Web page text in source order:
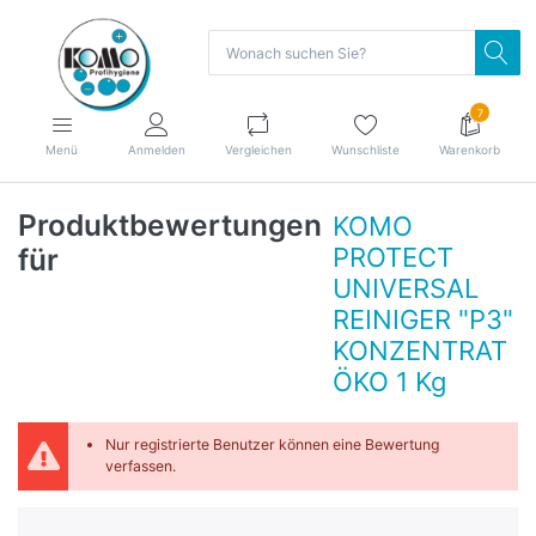
Menü Anmelden Vergleichen Wunschliste
7
Warenkorb
Produktbewertungen
für
KOMO
PROTECT
UNIVERSAL
REINIGER "P3"
KONZENTRAT
ÖKO 1 Kg
Nur registrierte Benutzer können eine Bewertung
verfassen.